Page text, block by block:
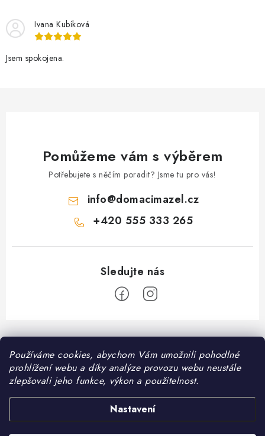
Používáme cookies, abychom Vám umožnili pohodlné
prohlížení webu a díky analýze provozu webu neustále
zlepšovali jeho funkce, výkon a použitelnost.
Nastavení
Ivana Kubíková
Jsem spokojena.
Pomůžeme vám s výběrem
Potřebujete s něčím poradit? Jsme tu pro vás!
info@domacimazel.cz
+420 555 333 265
Z
á
Informace pro vás
Kontakt
Možnosti dopravy
Hodnocení obchodu
❤️ Oblíbené kategorie